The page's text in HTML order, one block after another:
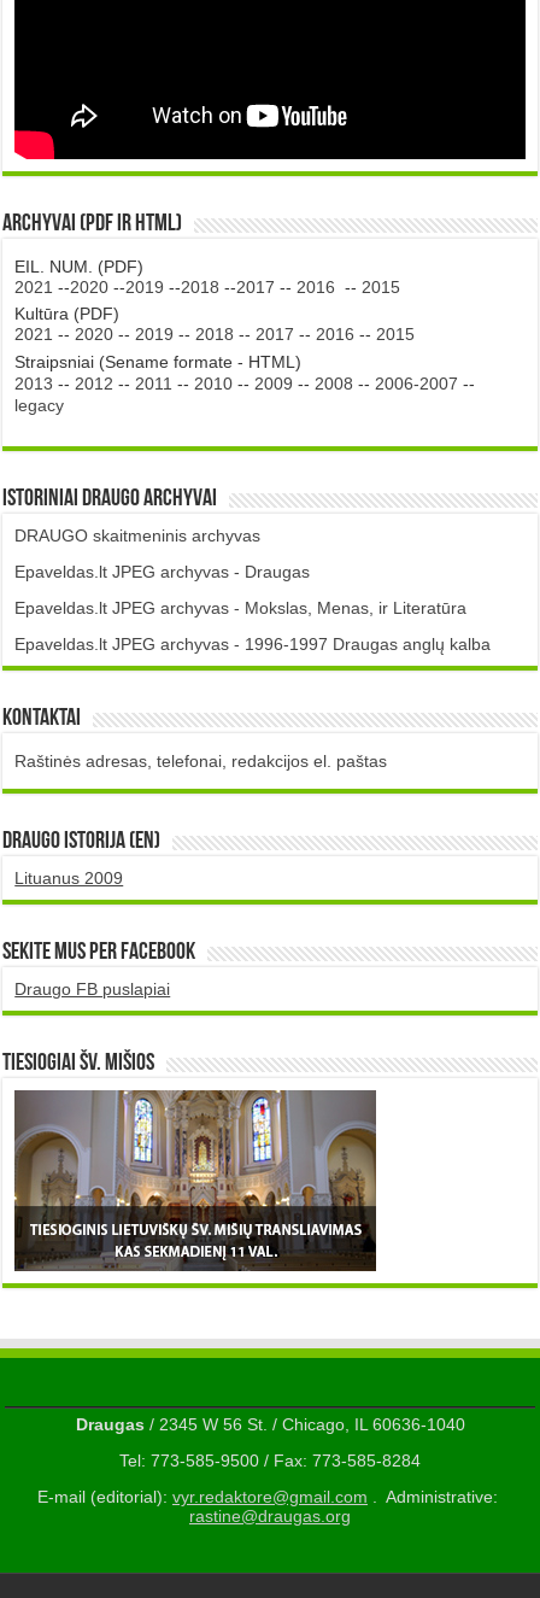
Archyvai (PDF ir HTML)
EIL. NUM. (PDF)
2021 --2020 --2019 --2018 --2017 -- 2016 -- 2015
Kultūra (PDF)
2021 -- 2020 -- 2019 -- 2018 -- 2017 -- 2016 -- 2015
Straipsniai (Sename formate - HTML)
2013 -- 2012 -- 2011 -- 2010 -- 2009 -- 2008 -- 2006-2007 --
legacy
Istoriniai DRAUGO Archyvai
DRAUGO skaitmeninis archyvas
Epaveldas.lt JPEG archyvas - Draugas
Epaveldas.lt JPEG archyvas - Mokslas, Menas, ir Literatūra
Epaveldas.lt JPEG archyvas - 1996-1997 Draugas anglų kalba
Kontaktai
Raštinės adresas, telefonai, redakcijos el. paštas
DRAUGO istorija (EN)
Lituanus 2009
Sekite mus per Facebook
Draugo FB puslapiai
TIESIOGIAI šv. MIŠIOS
Draugas/ 2345 W 56 St. / Chicago, IL 60636-1040
Tel: 773-585-9500 / Fax: 773-585-8284
E-mail (editorial): vyr.redaktore@gmail.com . Administrative:
rastine@draugas.org